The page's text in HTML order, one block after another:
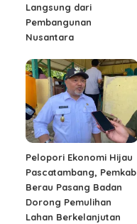
Langsung dari
Pembangunan
Nusantara
Pelopori Ekonomi Hijau
Pascatambang, Pemkab
Berau Pasang Badan
Dorong Pemulihan
Lahan Berkelanjutan